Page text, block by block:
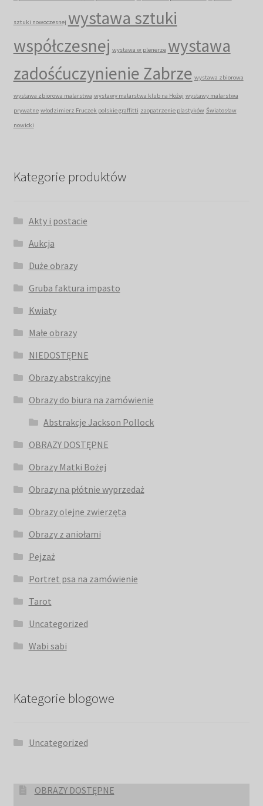
sztuki nowoczesnej wystawa sztuki
współczesnej wystawa w plenerze wystawa
zadośćuczynienie Zabrze wystawa zbiorowa
wystawa zbiorowa malarstwa wystawy malarstwa klub na Hożej wystawy malarstwa
prywatne włodzimierz Fruczek polskie graffitti zaopatrzenie plastyków Światosław
nowicki
Kategorie produktów
Akty i postacie
Aukcja
Duże obrazy
Gruba faktura impasto
Kwiaty
Małe obrazy
NIEDOSTĘPNE
Obrazy abstrakcyjne
Obrazy do biura na zamówienie
Abstrakcje Jackson Pollock
OBRAZY DOSTĘPNE
Obrazy Matki Bożej
Obrazy na płótnie wyprzedaż
Obrazy olejne zwierzęta
Obrazy z aniołami
Pejzaż
Portret psa na zamówienie
Tarot
Uncategorized
Wabi sabi
Kategorie blogowe
Uncategorized
OBRAZY DOSTĘPNE